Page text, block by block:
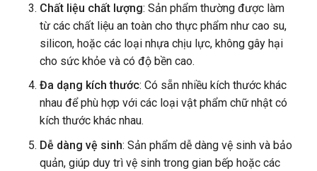
Chất liệu chất lượng: Sản phẩm thường được làm
từ các chất liệu an toàn cho thực phẩm như cao su,
silicon, hoặc các loại nhựa chịu lực, không gây hại
cho sức khỏe và có độ bền cao.
Đa dạng kích thước: Có sẵn nhiều kích thước khác
nhau để phù hợp với các loại vật phẩm chữ nhật có
kích thước khác nhau.
Dễ dàng vệ sinh: Sản phẩm dễ dàng vệ sinh và bảo
quản, giúp duy trì vệ sinh trong gian bếp hoặc các